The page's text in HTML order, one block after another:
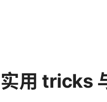
用 tricks